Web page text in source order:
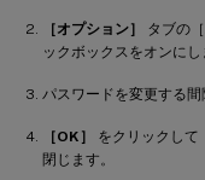
［オプション］
タブの
ックボックスをオンにし
パスワードを変更する間
［OK］ をクリックして
閉じます。